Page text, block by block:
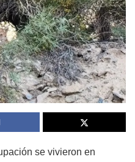
se vivieron en